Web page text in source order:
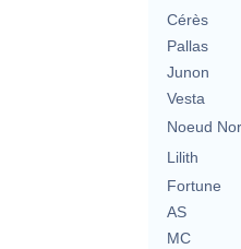
Cérès
Pallas
Junon
Vesta
Noeud
Lilith
Fortune
AS
MC